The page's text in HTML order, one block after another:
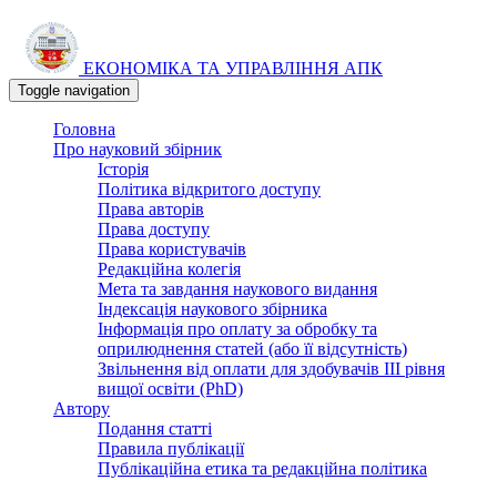
Перейти
до
основного
матеріалу
ЕКОНОМІКА ТА УПРАВЛІННЯ АПК
Toggle navigation
Головна
Про науковий збірник
Історія
Політика відкритого доступу
Права авторів
Права доступу
Права користувачів
Редакційна колегія
Мета та завдання наукового видання
Індексація наукового збірника
Інформація про оплату за обробку та
оприлюднення статей (або її відсутність)
Звільнення від оплати для здобувачів III рівня
вищої освіти (PhD)
Автору
Подання статті
Правила публікації
Публікаційна етика та редакційна політика